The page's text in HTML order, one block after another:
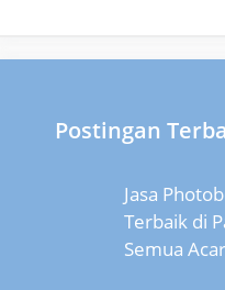
Postingan
Jasa
Terbaik di
Semua